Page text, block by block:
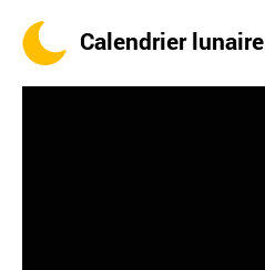
Calendrier lunaire